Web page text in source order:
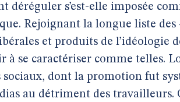
déréguler s’est-elle imposée
Rejoignant la longue liste des
et produits de l’idéologie
à se caractériser comme telles.
sociaux, dont la promotion fut
au détriment des travailleurs.